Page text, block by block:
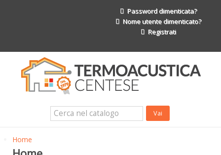
Password dimenticata?
Nome utente dimenticato?
Registrati
Impermeabilizzanti per l'edilizia
Isolanti Termici, cartongesso e sistemi a secco
Isolanti Acustici
Porte e Finestre
Home